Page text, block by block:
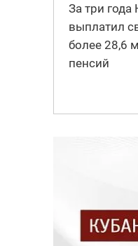
За три
выплатил
более 28,6
пенсий